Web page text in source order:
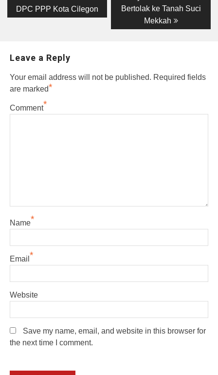
DPC PPP Kota Cilegon
Bertolak ke Tanah Suci
Mekkah
Leave a Reply
Your email address will not be published. Required fields
are marked*
Comment*
Name*
Email *
Website
Save my name, email, and website in this browser for
the next time I comment.